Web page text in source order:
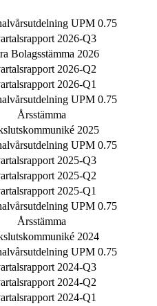
UPM 0.75
2026-Q3
Bolagsstämma 2026
2026-Q2
2026-Q1
UPM 0.75
Årsstämma
2025
UPM 0.75
2025-Q3
2025-Q2
2025-Q1
UPM 0.75
Årsstämma
2024
UPM 0.75
2024-Q3
2024-Q2
2024-Q1